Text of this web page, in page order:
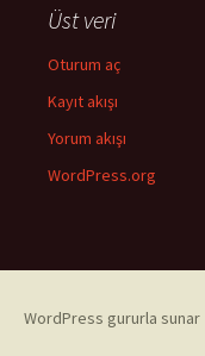
Üst veri
Oturum aç
Kayıt akışı
Yorum akışı
WordPress.org
WordPress gururla sunar